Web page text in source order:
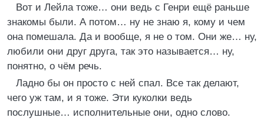
Вот и Лейла тоже… они ведь с Генри ещё раньше
знакомы были. А потом… ну не знаю я, кому и чем
она помешала. Да и вообще, я не о том. Они же… ну,
любили они друг друга, так это называется… ну,
понятно, о чём речь.
Ладно бы он просто с ней спал. Все так делают,
чего уж там, и я тоже. Эти куколки ведь
послушные… исполнительные они, одно слово.